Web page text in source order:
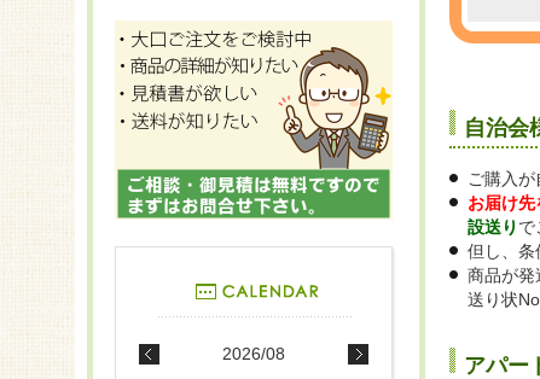
自治会
ご購入が
お届け
設送り で
但し、条
商品が発
送り状
アパー
2026/08